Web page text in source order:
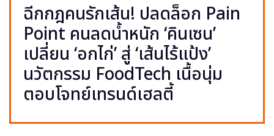
ฉีกกฎคนรักเส้น! ปลดล็อก Pain
Point คนลดน้ำหนัก ‘คินเซน’
เปลี่ยน ‘อกไก่’ สู่ ‘เส้นไร้แป้ง’
นวัตกรรม FoodTech เนื้อนุ่ม
ตอบโจทย์เทรนด์เฮลตี้